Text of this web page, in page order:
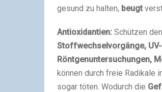
gesund zu halten, beugt
Antioxidantien: Schützen
Stoffwechselvorgänge,
Röntgenuntersuchungen,
können durch freie Radikale
sogar töten. Wodurch die